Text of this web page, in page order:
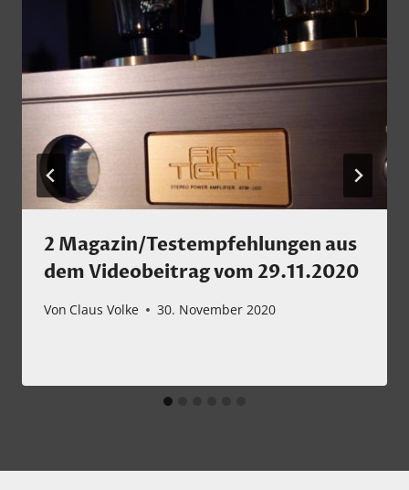
2 Magazin/Testempfehlungen aus
dem Videobeitrag vom 29.11.2020
Von Claus Volke 30. November 2020